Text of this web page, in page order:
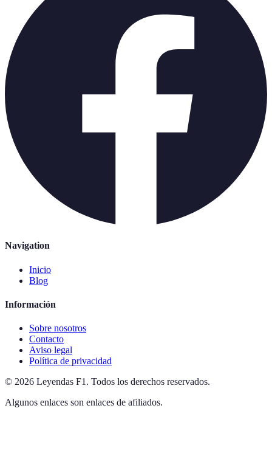
Navigation
Inicio
Blog
Información
Sobre nosotros
Contacto
Aviso legal
Política de privacidad
© 2026 Leyendas F1 . Todos los derechos reservados.
Algunos enlaces son enlaces de afiliados.